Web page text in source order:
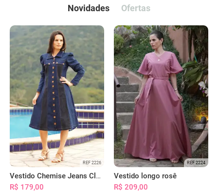
Novidades Ofertas
REF 2226
Vestido Chemise Jeans Clássica Serena
R$ 179,00
REF 2224
Vestido longo rosê
R$ 209,00